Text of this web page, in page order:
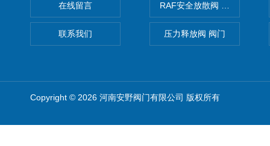
在线留言
联系我们
RAF安全放散阀 阀生产
压力释放阀 阀门
Copyright © 2026 河南安野阀门有限公司 版权所有